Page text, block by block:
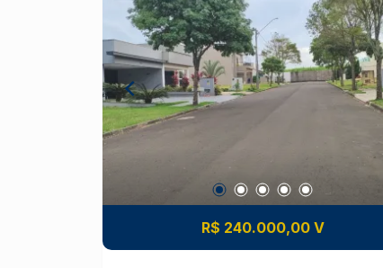
vocação residencial, a localização
favorece a instalação de escritórios,
clínicas, consultórios, comércios e
prestadores de serviços que buscam
visibilidade, praticidade e fácil acesso.
Uma excelente alternativa para quem
deseja investir em uma das regiões
mais dinâmicas e procuradas de
Piracicaba.
R$ 240.000,00 V